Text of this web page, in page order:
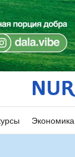
Экономика